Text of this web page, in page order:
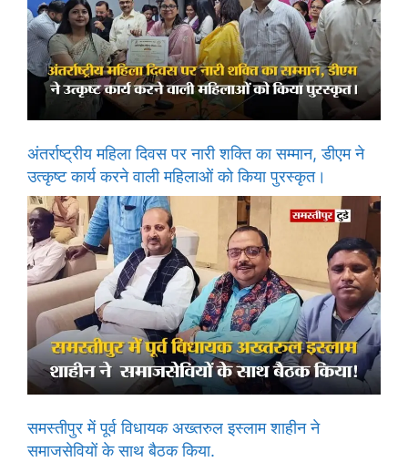
अंतर्राष्ट्रीय महिला दिवस पर नारी शक्ति का सम्मान, डीएम ने
उत्कृष्ट कार्य करने वाली महिलाओं को किया पुरस्कृत।
समस्तीपुर में पूर्व विधायक अख्तरुल इस्लाम शाहीन ने
समाजसेवियों के साथ बैठक किया.